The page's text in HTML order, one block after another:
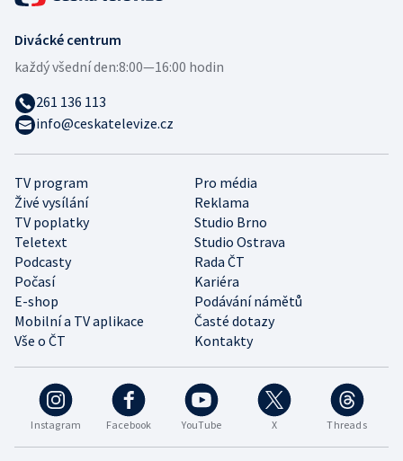
Instagram Facebook YouTube X Threads
TV program
Pro média
Živé vysílání
Reklama
TV poplatky
Studio Brno
Teletext
Studio Ostrava
Podcasty
Rada ČT
Počasí
Kariéra
E-shop
Podávání námětů
Mobilní a TV aplikace
Časté dotazy
Vše o ČT
Kontakty
Divácké centrum
každý všední den:8:00—16:00 hodin
261 136 113
info@ceskatelevize.cz